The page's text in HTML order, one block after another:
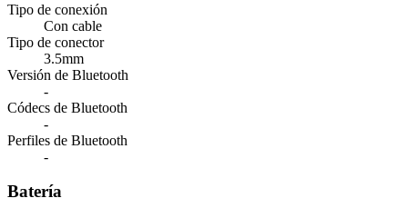
Tipo de conexión
Con cable
Tipo de conector
3.5mm
Versión de Bluetooth
-
Códecs de Bluetooth
-
Perfiles de Bluetooth
-
Batería